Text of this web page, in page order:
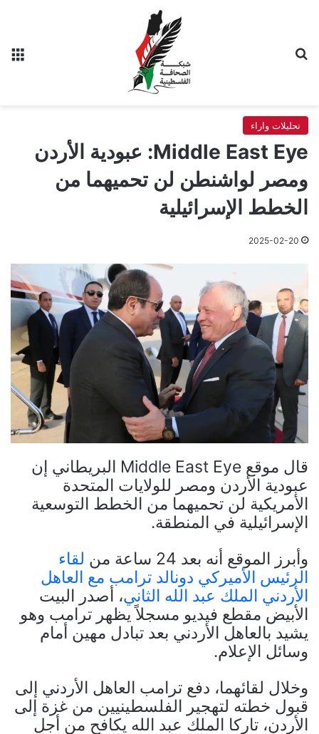
تحليلات واراء
Middle East Eye: عبودية الأردن
ومصر لواشنطن لن تحميهما من
الخطط الإسرائيلية
2025-02-20
قال موقع Middle East Eye البريطاني إن
عبودية الأردن ومصر للولايات المتحدة
الأمريكية لن تحميهما من الخطط التوسعية
الإسرائيلية في المنطقة.
وأبرز الموقع أنه بعد 24 ساعة من
لقاء
الرئيس الأميركي دونالد ترامب مع العاهل
الأردني الملك عبد الله الثاني، أصدر البيت
الأبيض مقطع فيديو مسجلاً يظهر ترامب وهو
يشيد بالعاهل الأردني بعد تبادل مهين أمام
وسائل الإعلام.
وخلال لقائهما، دفع ترامب العاهل الأردني إلى
قبول خطته لتهجير الفلسطينيين من غزة إلى
الأردن، تاركا الملك عبد الله يكافح من أجل